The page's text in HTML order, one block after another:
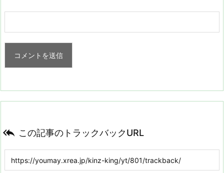
 この記事のトラックバックURL